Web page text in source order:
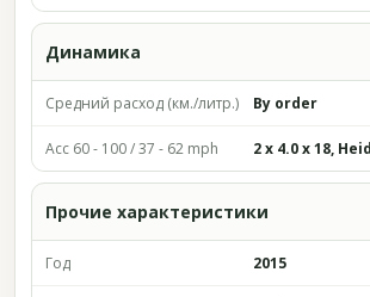
Динамика
Средний расход (км./литр.) By order
Acc 60 - 100 / 37 - 62 mph 2 x 4.0 x 18,
Прочие характеристики
Год 2015